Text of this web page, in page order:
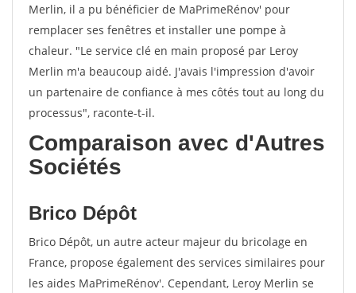
Merlin, il a pu bénéficier de MaPrimeRénov' pour
remplacer ses fenêtres et installer une pompe à
chaleur. "Le service clé en main proposé par Leroy
Merlin m'a beaucoup aidé. J'avais l'impression d'avoir
un partenaire de confiance à mes côtés tout au long du
processus", raconte-t-il.
Comparaison avec d'Autres
Sociétés
Brico Dépôt
Brico Dépôt, un autre acteur majeur du bricolage en
France, propose également des services similaires pour
les aides MaPrimeRénov'. Cependant, Leroy Merlin se